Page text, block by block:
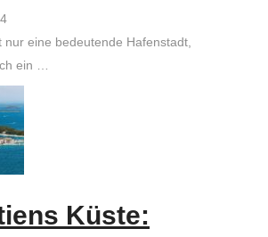
nur eine bedeutende Hafenstadt,
ein …
Küste: